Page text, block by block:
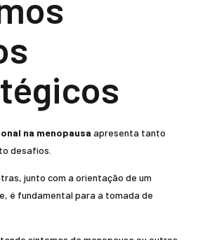
na menopausa apresenta tanto
desafios.
junto com a orientação de um
é fundamental para a tomada de